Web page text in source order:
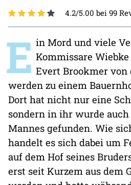
4.2/5.00 bei 99
E in Mord und viele
Kommissare Wiebke
Evert Brookmer
werden zu einem
Dort hat nicht nur eine
sondern in ihr wurde
Mannes gefunden. Wie
handelt es sich dabei um
auf dem Hof seines
erst seit Kurzem aus dem